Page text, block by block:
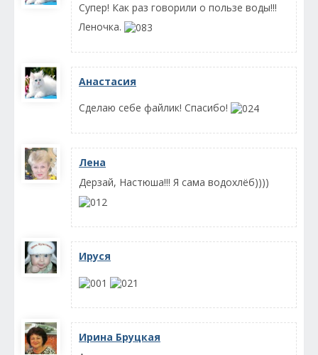
Супер! Как раз говорили о пользе воды!!!
Леночка.
Анастасия
Сделаю себе файлик! Спасибо!
Лена
Дерзай, Настюша!!! Я сама водохлёб))))
Ируся
Ирина Бруцкая